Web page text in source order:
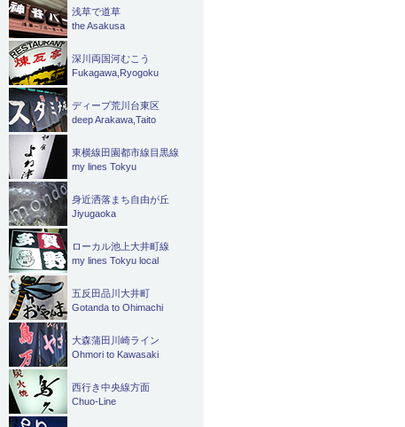
浅草で道草
the Asakusa
深川両国河むこう
Fukagawa,Ryogoku
ディープ荒川台東区
deep Arakawa,Taito
東横線田園都市線目黒線
my lines Tokyu
身近洒落まち自由が丘
Jiyugaoka
ローカル池上大井町線
my lines Tokyu local
五反田品川大井町
Gotanda to Ohimachi
大森蒲田川崎ライン
Ohmori to Kawasaki
西行き中央線方面
Chuo-Line